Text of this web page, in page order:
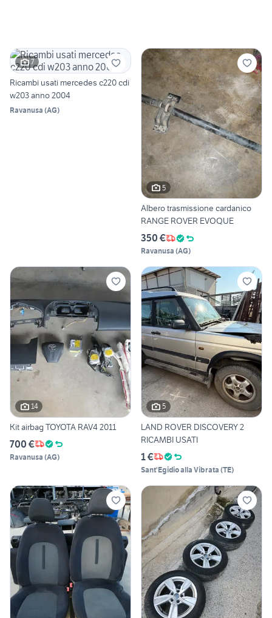
7
Ricambi usati mercedes c220 cdi
w203 anno 2004
Ravanusa (AG)
5
Albero trasmissione cardanico
RANGE ROVER EVOQUE
350 €
Ravanusa (AG)
14
Kit airbag TOYOTA RAV4 2011
700 €
Ravanusa (AG)
5
LAND ROVER DISCOVERY 2
RICAMBI USATI
1 €
Sant'Egidio alla Vibrata (TE)